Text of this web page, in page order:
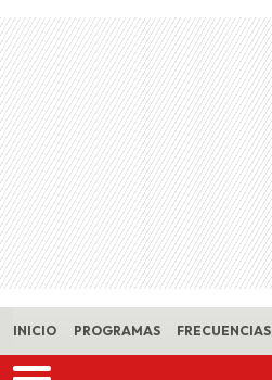
Skip to main content
INICIO PROGRAMAS FRECUENCIAS